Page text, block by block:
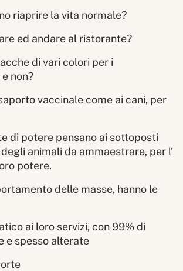
riaprire la vita normale?
ed andare al ristorante?
di vari colori per i
non?
vaccinale come ai cani, per
di potere pensano ai sottoposti
animali da ammaestrare, per l’
potere.
delle masse, hanno le
ai loro servizi, con 99% di
e spesso alterate